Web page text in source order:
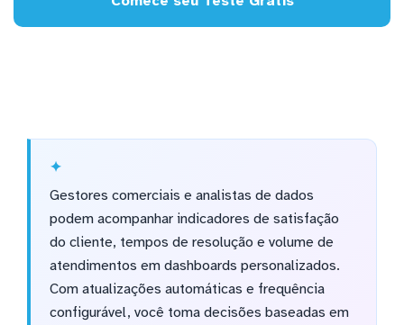
Gestores comerciais e analistas de dados
podem acompanhar indicadores de satisfação
do cliente, tempos de resolução e volume de
atendimentos em dashboards personalizados.
Com atualizações automáticas e frequência
configurável, você toma decisões baseadas em